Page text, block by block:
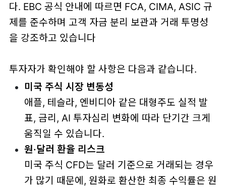
다. EBC 공식 안내에 따르면 FCA, CIMA, ASIC 규
제를 준수하며 고객 자금 분리 보관과 거래 투명성
을 강조하고 있습니다
투자자가 확인해야 할 사항은 다음과 같습니다.
미국 주식 시장 변동성
애플, 테슬라, 엔비디아 같은 대형주도 실적 발
표, 금리, AI 투자심리 변화에 따라 단기간 크게
움직일 수 있습니다.
원·달러 환율 리스크
미국 주식 CFD는 달러 기준으로 거래되는 경우
가 많기 때문에, 원화로 환산한 최종 수익률은 원